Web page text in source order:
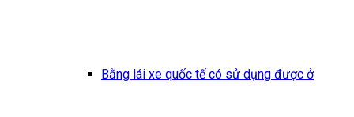
Bằng lái xe quốc tế có sử dụng được ở